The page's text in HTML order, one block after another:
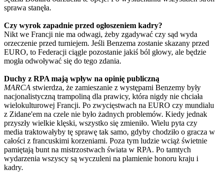
sprawa stanęła.
Czy wyrok zapadnie przed ogłoszeniem kadry?
Nikt we Francji nie ma odwagi, żeby zgadywać czy sąd wyda
orzeczenie przed turniejem. Jeśli Benzema zostanie skazany przed
EURO, to Federacji ciągle pozostanie jakiś ból głowy, ale będzie
mogła odwoływać się do tego zdania.
Duchy z RPA mają wpływ na opinię publiczną
MARCA stwierdza, że zamieszanie z występami Benzemy były
nacjonalistyczną trampoliną dla prawicy, która nigdy nie chciała
wielokulturowej Francji. Po zwycięstwach na EURO czy mundialu
z Zidane'em na czele nie było żadnych problemów. Kiedy jednak
przyszły wielkie klęski, wszystko się zmieniło. Wielu pyta czy
media traktowałyby tę sprawę tak samo, gdyby chodziło o gracza w
całości z francuskimi korzeniami. Poza tym ludzie wciąż świetnie
pamiętają bunt na mistrzostwach świata w RPA. Po tamtych
wydarzenia wszyscy są wyczuleni na plamienie honoru kraju i
kadry.